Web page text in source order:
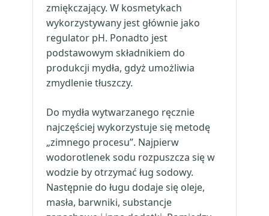
zmiękczający. W kosmetykach
wykorzystywany jest głównie jako
regulator pH. Ponadto jest
podstawowym składnikiem do
produkcji mydła, gdyż umożliwia
zmydlenie tłuszczy.
Do mydła wytwarzanego ręcznie
najczęściej wykorzystuje się metodę
„zimnego procesu”. Najpierw
wodorotlenek sodu rozpuszcza się w
wodzie by otrzymać ług sodowy.
Następnie do ługu dodaje się oleje,
masła, barwniki, substancje